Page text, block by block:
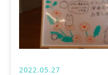
2022.05.27